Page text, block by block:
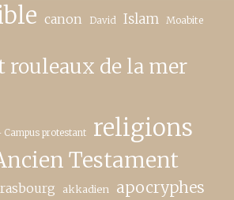
canon David Islam Moabite
rouleaux de la mer
protestant religions
Testament
akkadien apocryphes